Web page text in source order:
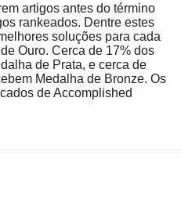
artigos antes do término
rankeados. Dentre estes
soluções para cada
Ouro. Cerca de 17% dos
de Prata, e cerca de
Medalha de Bronze. Os
de Accomplished